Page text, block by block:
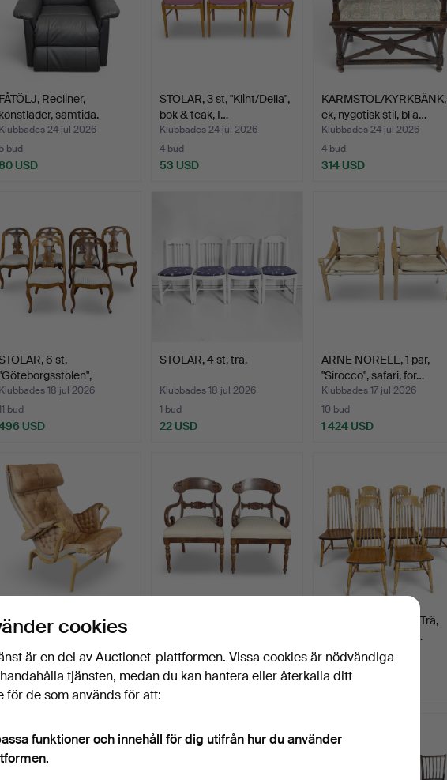
Recliner,
samtida.
24 jul 2026
bud
USD
STOLAR, 3 st, "Klint/Della",
bok & teak, I…
Klubbades 24 jul 2026
4 bud
53 USD
KARMSTOL/KYRKBÄNK,
ek, nygotisk stil, bl a…
Klubbades 24 jul 2026
4 bud
314 USD
6 st,
18 jul 2026
bud
USD
STOLAR, 4 st, trä.
Klubbades 18 jul 2026
1 bud
22 USD
ARNE NORELL, 1 par,
"Sirocco", safari, for…
Klubbades 17 jul 2026
10 bud
1 424 USD
MATHSSON.
"Pernilla", jubile…
15 jul 2026
bud
USD
Klubbades 13 jul 2026
5 bud
PINNSTOLAR, 6 st. Trä,
modell F10, Nesto, …
Klubbades 19 jun 2026
1 bud
cookies
är en del av Auctionet-plattformen. Vissa cookies är nödvändiga
tjänsten, medan du kan hantera eller återkalla ditt
för de som används för att:
funktioner och innehåll för dig utifrån hur du använder